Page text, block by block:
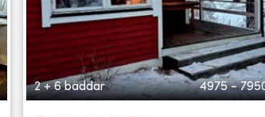
2 + 6 bäddar 4975 -